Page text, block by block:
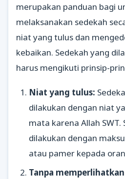
merupakan panduan bagi
melaksanakan sedekah
niat yang tulus dan
kebaikan. Sedekah yang
harus mengikuti prinsip-
Niat yang tulus:
dilakukan dengan niat
mata karena Allah
dilakukan dengan
atau pamer kepada
Tanpa